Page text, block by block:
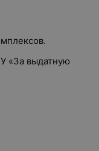
«За выдатную